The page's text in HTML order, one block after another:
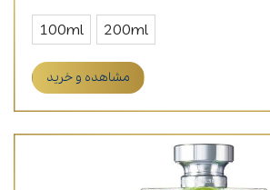
200ml
100ml
مشاهده و خرید